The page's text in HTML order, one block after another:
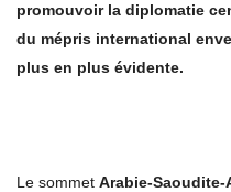
promouvoir la diplomatie
du mépris international
plus en plus évidente.
Le sommet Arabie-Saoudite-